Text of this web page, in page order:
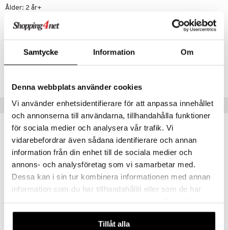
Samtycke Information Om
Denna webbplats använder cookies
Vi använder enhetsidentifierare för att anpassa innehållet
och annonserna till användarna, tillhandahålla funktioner
för sociala medier och analysera vår trafik. Vi
vidarebefordrar även sådana identifierare och annan
information från din enhet till de sociala medier och
annons- och analysföretag som vi samarbetar med.
Dessa kan i sin tur kombinera informationen med annan
information som du har tillhandahållit eller som de har
våra cookies vid fortsatt användande av vår webbplats.
Tillåt alla
Ålder: 2 år+
TMI96-1-XX
Tips till dig